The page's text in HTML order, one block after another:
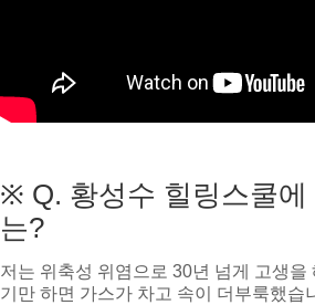
※ Q. 황성수 힐링스쿨에
는?
저는 위축성 위염으로 30년 넘게 고생을
기만 하면 가스가 차고 속이 더부룩했습